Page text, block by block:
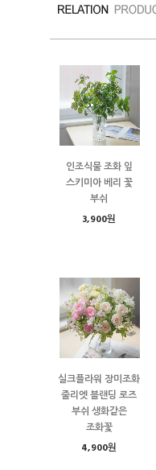
인조식물 조화 잎
스키미아 베리 꽃
부쉬
3,900원
실크플라워 장미조화
줄리엣 블랜딩 로즈
부쉬 생화같은
조화꽃
4,900원